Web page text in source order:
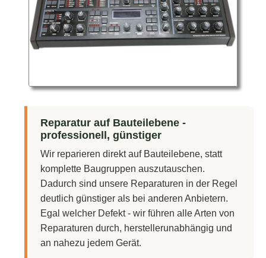
Reparatur auf Bauteilebene -
professionell, günstiger
Wir reparieren direkt auf Bauteilebene, statt
komplette Baugruppen auszutauschen.
Dadurch sind unsere Reparaturen in der Regel
deutlich günstiger als bei anderen Anbietern.
Egal welcher Defekt - wir führen alle Arten von
Reparaturen durch, herstellerunabhängig und
an nahezu jedem Gerät.